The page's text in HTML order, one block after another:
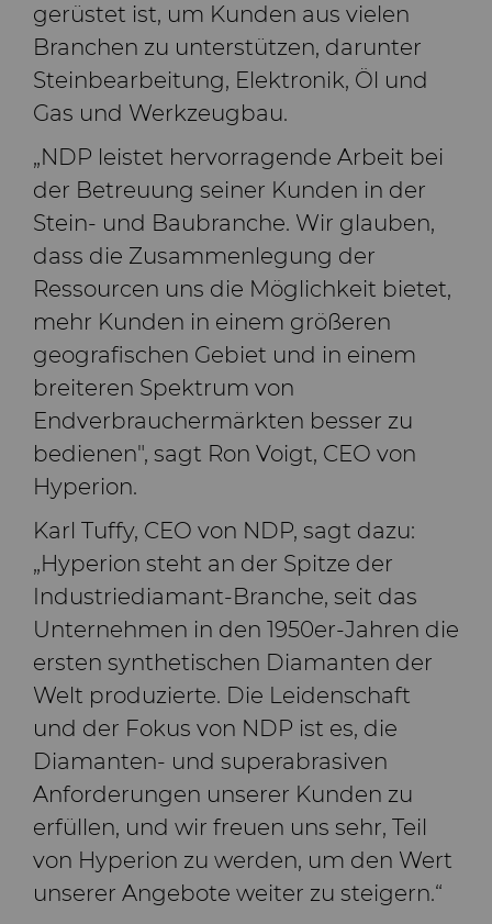
Motor und Getriebe
Allgemeine
Verschleißlösungen
Spritzgusswerkzeuge
Medizin
Hartmetall-
Bergbaulösungen
Präzisionsmesswerkzeuge
geschliffene Spitzen aus
Hartmetall
Compax™ PCD
Stanzformrohlinge
DuraNib™ Hartmetall-
Spitzen
6UDPlus Stahlcord-
Drahtziehqualität
gerüstet ist, um Kunden aus vielen
Branchen zu unterstützen, darunter
Steinbearbeitung, Elektronik, Öl und
Gas und Werkzeugbau.
„NDP leistet hervorragende Arbeit bei
der Betreuung seiner Kunden in der
Stein- und Baubranche. Wir glauben,
dass die Zusammenlegung der
Ressourcen uns die Möglichkeit bietet,
mehr Kunden in einem größeren
geografischen Gebiet und in einem
breiteren Spektrum von
Endverbrauchermärkten besser zu
bedienen", sagt Ron Voigt, CEO von
Hyperion.
Karl Tuffy, CEO von NDP, sagt dazu:
„Hyperion steht an der Spitze der
Industriediamant-Branche, seit das
Unternehmen in den 1950er-Jahren die
ersten synthetischen Diamanten der
Welt produzierte. Die Leidenschaft
und der Fokus von NDP ist es, die
Diamanten- und superabrasiven
Anforderungen unserer Kunden zu
erfüllen, und wir freuen uns sehr, Teil
von Hyperion zu werden, um den Wert
unserer Angebote weiter zu steigern.“